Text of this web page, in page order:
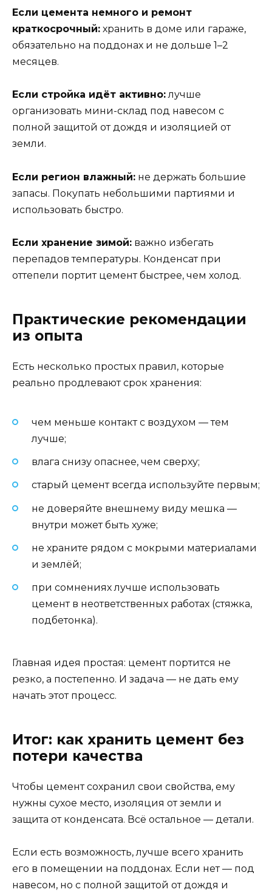
Если цемента немного и ремонт
краткосрочный: хранить в доме или гараже,
обязательно на поддонах и не дольше 1–2
месяцев.
Если стройка идёт активно:лучше
организовать мини-склад под навесом с
полной защитой от дождя и изоляцией от
земли.
Если регион влажный: не держать большие
запасы. Покупать небольшими партиями и
использовать быстро.
Если хранение зимой: важно избегать
перепадов температуры. Конденсат при
оттепели портит цемент быстрее, чем холод.
Практические рекомендации
из опыта
Есть несколько простых правил, которые
реально продлевают срок хранения:
чем меньше контакт с воздухом — тем
лучше;
влага снизу опаснее, чем сверху;
старый цемент всегда используйте первым;
не доверяйте внешнему виду мешка —
внутри может быть хуже;
не храните рядом с мокрыми материалами
и землёй;
при сомнениях лучше использовать
цемент в неответственных работах (стяжка,
подбетонка).
Главная идея простая: цемент портится не
резко, а постепенно. И задача — не дать ему
начать этот процесс.
Итог: как хранить цемент без
потери качества
Чтобы цемент сохранил свои свойства, ему
нужны сухое место, изоляция от земли и
защита от конденсата. Всё остальное — детали.
Если есть возможность, лучше всего хранить
его в помещении на поддонах. Если нет — под
навесом, но с полной защитой от дождя и